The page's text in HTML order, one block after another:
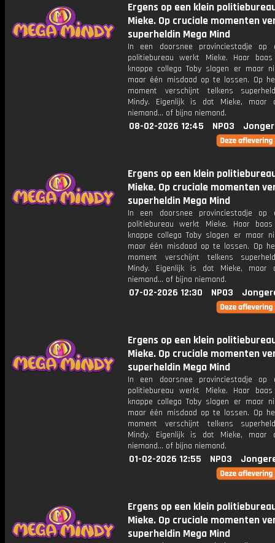
Ergens op een klein
Mieke. Op cruciale momenten
superheldin Mega Mind
In een doorsnee provinciestadje op
politiebureau werkt Mieke. Haar
knappe collega Toby slagen er maar
maar één misdaad op te lossen. Op
moment verschijnt telkens
Mindy. Eigenlijk is dat Mieke, maar
niemand... of bijna niemand.
08-02-2026 12:45 NPO3
Ergens op een klein
Mieke. Op cruciale momenten
superheldin Mega Mind
In een doorsnee provinciestadje op
politiebureau werkt Mieke. Haar
knappe collega Toby slagen er maar
maar één misdaad op te lossen. Op
moment verschijnt telkens
Mindy. Eigenlijk is dat Mieke, maar
niemand... of bijna niemand.
07-02-2026 12:30 NPO3
Ergens op een klein
Mieke. Op cruciale momenten
superheldin Mega Mind
In een doorsnee provinciestadje op
politiebureau werkt Mieke. Haar
knappe collega Toby slagen er maar
maar één misdaad op te lossen. Op
moment verschijnt telkens
Mindy. Eigenlijk is dat Mieke, maar
niemand... of bijna niemand.
01-02-2026 12:55 NPO3
Ergens op een klein
Mieke. Op cruciale momenten
superheldin Mega Mind